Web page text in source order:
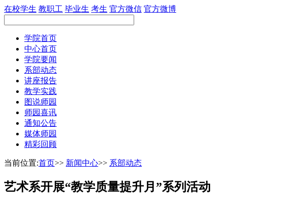
在校学生 教职工 毕业生 考生 官方微信 官方微博
学院首页
中心首页
学院要闻
系部动态
讲座报告
教学实践
图说师园
师园喜讯
通知公告
媒体师园
精彩回顾
当前位置:首页>> 新闻中心>> 系部动态
艺术系开展“教学质量提升月”系列活动